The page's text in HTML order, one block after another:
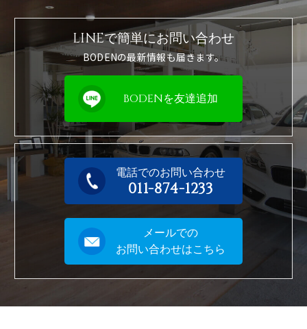
LINEで簡単にお問い合わせ
BODENの最新情報も届きます。
BODENを友達追加
電話でのお問い合わせ
011-874-1233
メールでの
お問い合わせはこちら